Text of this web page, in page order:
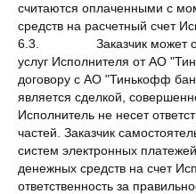
считаются оплаченными с
средств на расчетный счет
6.3. Заказчик может
услуг Исполнителя от АО
договору с АО "Тинькофф
является сделкой,
Исполнитель не несет
частей. Заказчик
систем электронных
денежных средств на счет
ответственность за